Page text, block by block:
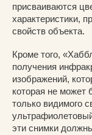
присваиваются
характеристики,
свойств объекта.
Кроме того,
получения
изображений,
которая не может
только видимого
эти снимки